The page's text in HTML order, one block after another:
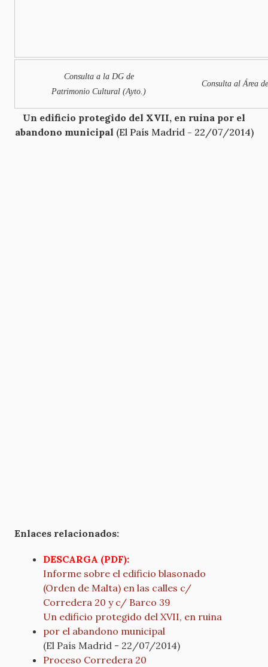
Consulta a la DG de
Patrimonio Cultural (Ayto.)
Consulta al Área
Un edificio protegido del XVII, en ruina por el
abandono municipal (El País Madrid - 22/07/2014)
Enlaces relacionados:
DESCARGA (PDF):
Informe sobre el edificio blasonado
(Orden de Malta) en las calles c/
Corredera 20 y c/ Barco 39
Un edificio protegido del XVII, en ruina
por el abandono municipal
(El País Madrid - 22/07/2014)
Proceso Corredera 20